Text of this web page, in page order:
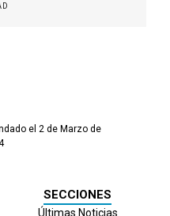
el 2 de Marzo de
SECCIONES
Últimas Noticias